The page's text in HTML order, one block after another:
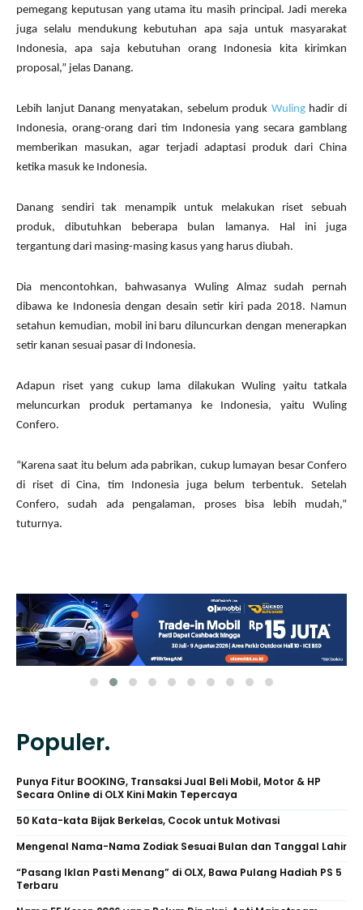
pemegang keputusan yang utama itu masih principal. Jadi mereka
juga selalu mendukung kebutuhan apa saja untuk masyarakat
Indonesia, apa saja kebutuhan orang Indonesia kita kirimkan
proposal,” jelas Danang.
Lebih lanjut Danang menyatakan, sebelum produk Wuling hadir di
Indonesia, orang-orang dari tim Indonesia yang secara gamblang
memberikan masukan, agar terjadi adaptasi produk dari China
ketika masuk ke Indonesia.
Danang sendiri tak menampik untuk melakukan riset sebuah
produk, dibutuhkan beberapa bulan lamanya. Hal ini juga
tergantung dari masing-masing kasus yang harus diubah.
Dia mencontohkan, bahwasanya Wuling Almaz sudah pernah
dibawa ke Indonesia dengan desain setir kiri pada 2018. Namun
setahun kemudian, mobil ini baru diluncurkan dengan menerapkan
setir kanan sesuai pasar di Indonesia.
Adapun riset yang cukup lama dilakukan Wuling yaitu tatkala
meluncurkan produk pertamanya ke Indonesia, yaitu Wuling
Confero.
“Karena saat itu belum ada pabrikan, cukup lumayan besar Confero
di riset di Cina, tim Indonesia juga belum terbentuk. Setelah
Confero, sudah ada pengalaman, proses bisa lebih mudah,”
tuturnya.
Populer.
Punya Fitur BOOKING, Transaksi Jual Beli Mobil, Motor & HP
Secara Online di OLX Kini Makin Tepercaya
50 Kata-kata Bijak Berkelas, Cocok untuk Motivasi
Mengenal Nama-Nama Zodiak Sesuai Bulan dan Tanggal Lahir
“Pasang Iklan Pasti Menang” di OLX, Bawa Pulang Hadiah PS 5
Terbaru